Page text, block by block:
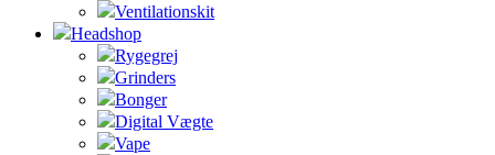
Ventilationskit
Headshop
Rygegrej
Grinders
Bonger
Digital Vægte
Vape